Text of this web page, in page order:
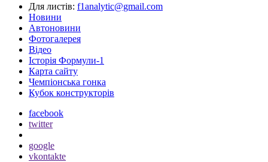
Для листів: f1analytic@gmail.com
Новини
Автоновини
Фотогалерея
Відео
Історія Формули-1
Карта сайту
Чемпіонська гонка
Кубок конструкторів
facebook
twitter
google
vkontakte